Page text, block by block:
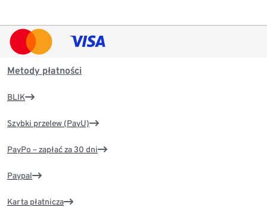
Metody płatności
BLIK
Szybki przelew (PayU)
PayPo – zapłać za 30 dni
Paypal
Karta płatnicza